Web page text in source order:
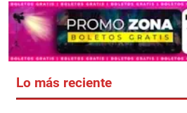
Lo más reciente